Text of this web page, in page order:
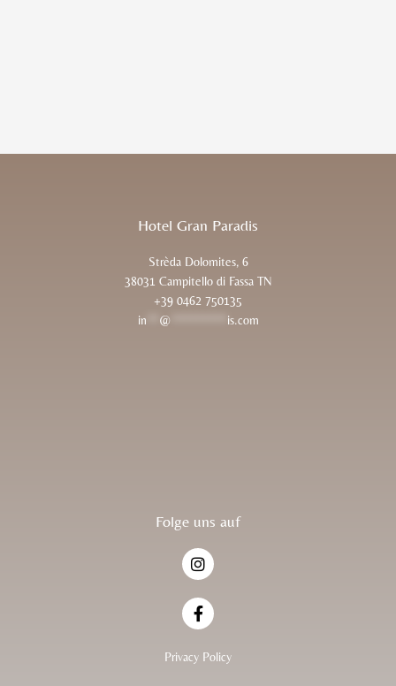
Hotel Gran Paradis
Strèda Dolomites, 6
38031 Campitello di Fassa TN
+39 0462 750135
in
@ is.com
Folge uns auf
I
n
s
t
a
g
a
F
a
c
e
b
Privacy Policy